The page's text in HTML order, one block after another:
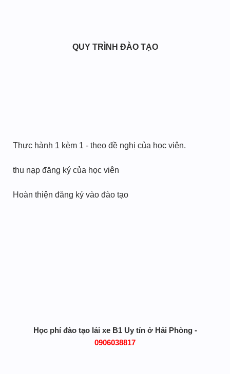
QUY TRÌNH ĐÀO TẠO
Thực hành 1 kèm 1 - theo đề nghị của học viên.
thu nạp đăng ký của học viên
Hoàn thiện đăng ký vào đào tạo
Học phí đào tạo lái xe B1 Uy tín ở Hải Phòng -
0906038817